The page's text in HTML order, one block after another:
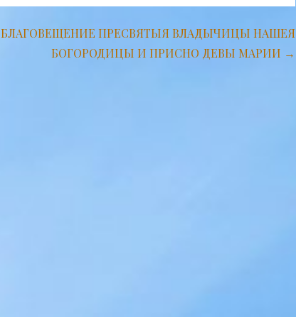
БЛАГОВЕЩЕНИЕ ПРЕСВЯТЫЯ ВЛАДЫЧИЦЫ НАШЕЯ
БОГОРОДИЦЫ И ПРИСНО ДЕВЫ МАРИИ →